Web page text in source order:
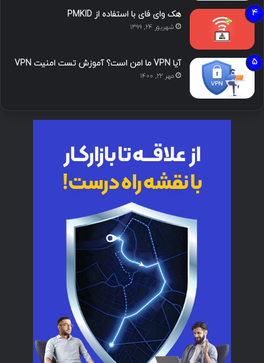
هک وای فای با استفاده از PMKID
شهریور ۲۴, ۱۳۹۹
آیا VPN ما امن است؟ آموزش تست امنیت VPN
مهر ۲۲, ۱۴۰۰